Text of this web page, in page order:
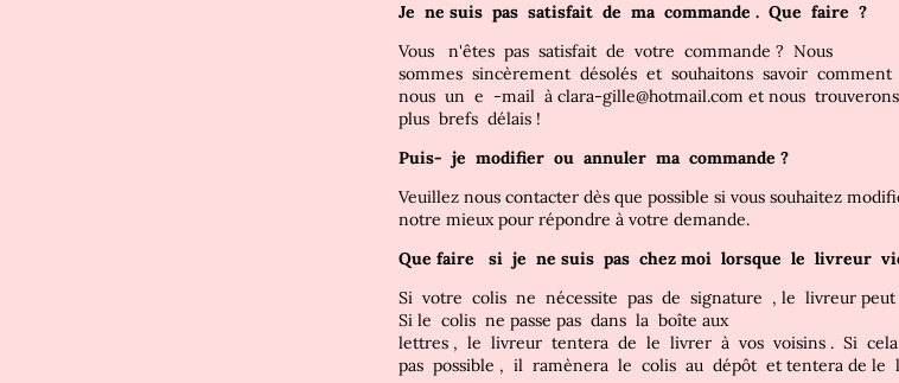
Je ne suis pas satisfait de ma commande . Que faire ?
Vous
n'êtes pas satisfait de votre commande ? Nous
sommes sincèrement désolés et souhaitons savoir comment
nous un e -mail à clara-gille@hotmail.com et nous trouverons
plus brefs délais !
Puis- je modifier ou annuler ma commande ?
Veuillez nous contacter dès que possible si vous souhaitez
notre mieux pour répondre à votre demande.
Que faire si je ne suis pas chez moi lorsque le livreur
Si votre colis ne nécessite pas de signature , le livreur peut
Si le colis ne passe pas dans la boîte aux
lettres , le livreur tentera de le livrer à vos voisins . Si cela
pas possible , il ramènera le colis au dépôt et tentera de le